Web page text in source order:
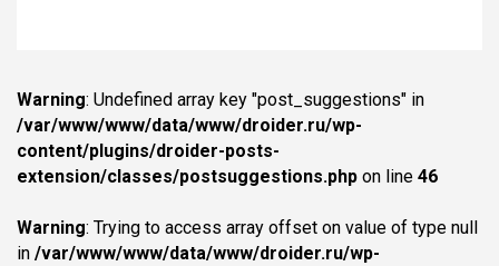
Warning: Undefined array key "post_suggestions" in
/var/www/www/data/www/droider.ru/wp-
content/plugins/droider-posts-
extension/classes/postsuggestions.php on line 46
Warning: Trying to access array offset on value of type null
in /var/www/www/data/www/droider.ru/wp-